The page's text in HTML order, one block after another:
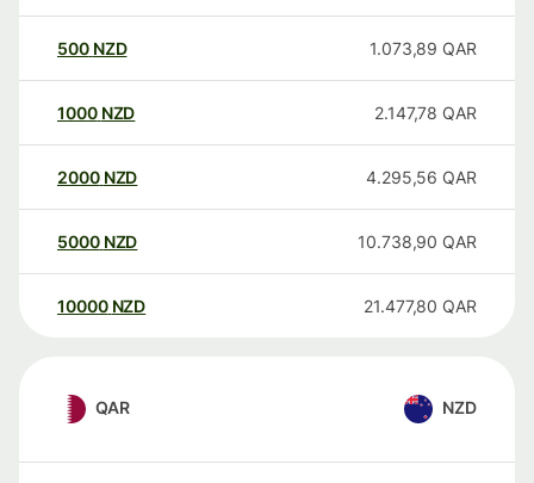
500 NZD 1.073,89 QAR
1000 NZD 2.147,78 QAR
2000 NZD 4.295,56 QAR
5000 NZD 10.738,90 QAR
10000 NZD 21.477,80 QAR
QAR NZD